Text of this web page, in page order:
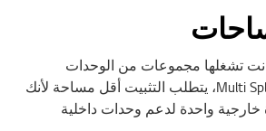
تشغلها مجموعات من الوحدات
الخارجية. مع نظام Multi Split، يتطلب التثبيت أقل مساحة لأنك
واحدة لدعم وحدات داخلية